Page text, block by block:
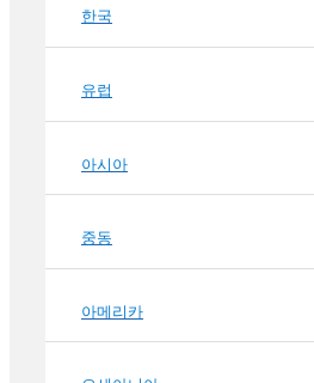
한국
유럽
아시아
중동
아메리카